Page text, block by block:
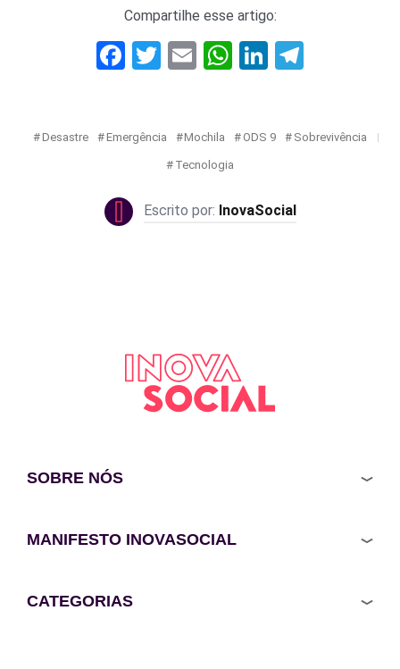
Compartilhe esse artigo:
Facebook
Twitter
EmailWhatsApp
LinkedIn
Desastre Emergência Mochila ODS 9 Sobrevivência
Tecnologia
InovaSocial
SOBRE NÓS
MANIFESTO INOVASOCIAL
CATEGORIAS